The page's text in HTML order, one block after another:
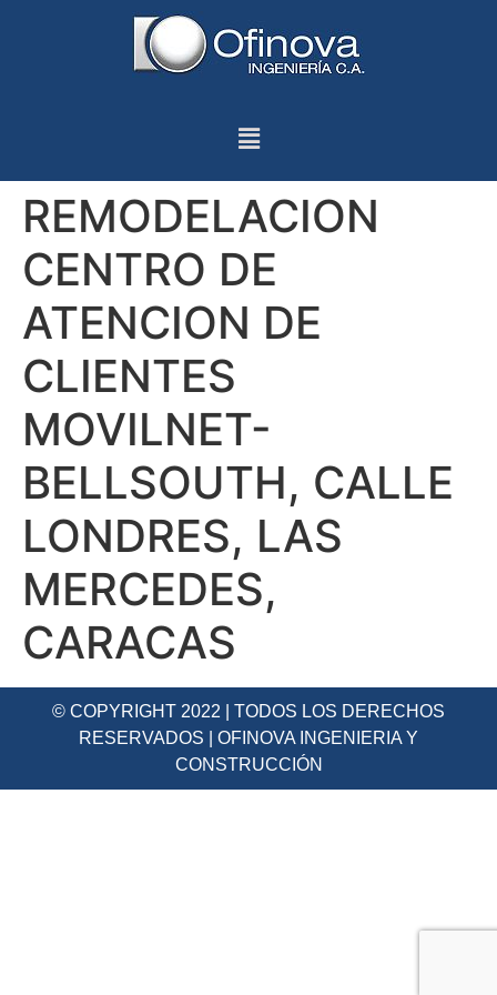
REMODELACION
CENTRO DE
ATENCION DE
CLIENTES
MOVILNET-
BELLSOUTH, CALLE
LONDRES, LAS
MERCEDES,
CARACAS
© COPYRIGHT 2022 | TODOS LOS DERECHOS
RESERVADOS | OFINOVA INGENIERIA Y
CONSTRUCCIÓN